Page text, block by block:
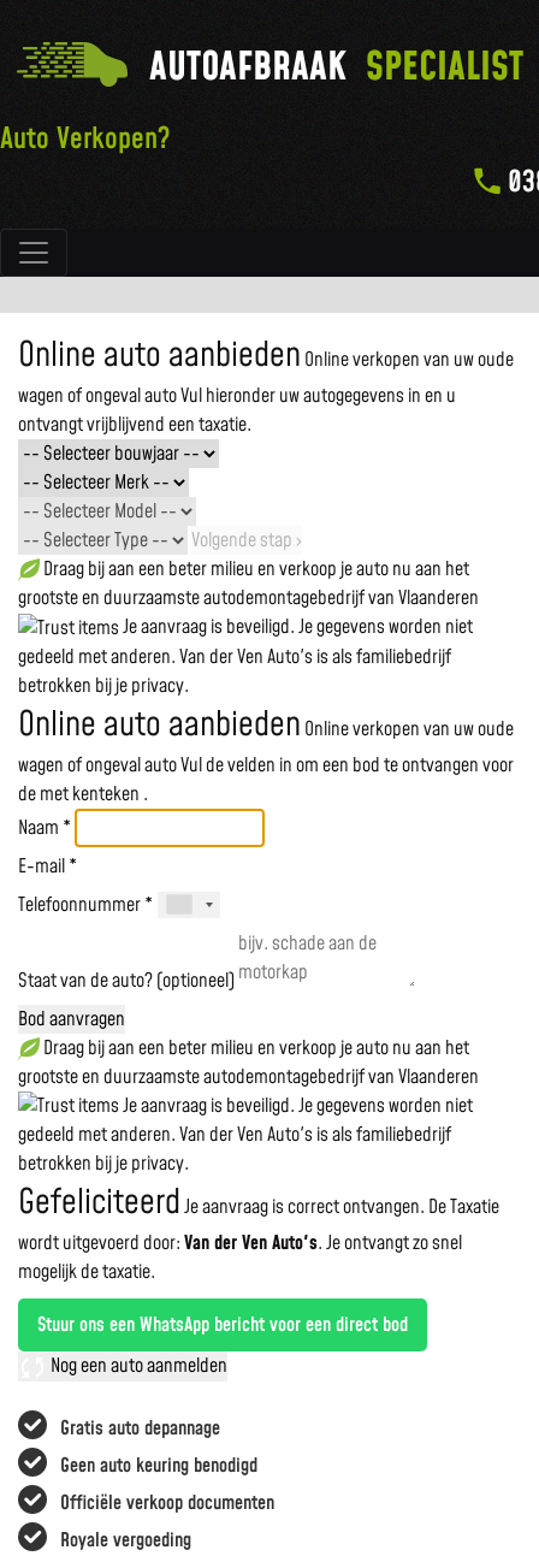
Hoofdnavigatie
AUTOAFBRAAK SPECIALIST
Auto Verkopen?
Gratis auto depannage
Geen auto keuring benodigd
Officiële verkoop documenten
Royale vergoeding
Online auto aanbieden Online verkopen van uw oude
wagen of ongeval autoVul hieronder uw autogegevens in en u
ontvangt vrijblijvend een taxatie.
Volgende stap ›
Draag bij aan een beter milieu en verkoop je auto nu aan het
grootste en duurzaamste autodemontagebedrijf van Vlaanderen
Je aanvraag is beveiligd. Je gegevens worden niet
gedeeld met anderen. Van der Ven Auto's is als familiebedrijf
betrokken bij je privacy.
Online auto aanbieden Online verkopen van uw oude
wagen of ongeval autoVul de velden in om een bod te ontvangen voor
demet kenteken .
Naam *
E-mail *
Telefoonnummer *
Staat van de auto? (optioneel)
Bod aanvragen
Draag bij aan een beter milieu en verkoop je auto nu aan het
grootste en duurzaamste autodemontagebedrijf van Vlaanderen
Je aanvraag is beveiligd. Je gegevens worden niet
gedeeld met anderen. Van der Ven Auto's is als familiebedrijf
betrokken bij je privacy.
GefeliciteerdJe aanvraag is correct ontvangen. De Taxatie
wordt uitgevoerd door:Van der Ven Auto's.Je ontvangt zo snel
mogelijk de taxatie.
Stuur ons een WhatsApp bericht voor een direct bod
Nog een auto aanmelden